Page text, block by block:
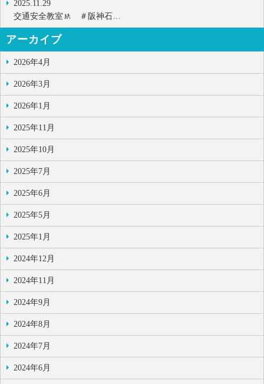
2025.11.29
交通安全教室🚸 ＃阪神石…
アーカイブ
2026年4月
2026年3月
2026年1月
2025年11月
2025年10月
2025年7月
2025年6月
2025年5月
2025年1月
2024年12月
2024年11月
2024年9月
2024年8月
2024年7月
2024年6月